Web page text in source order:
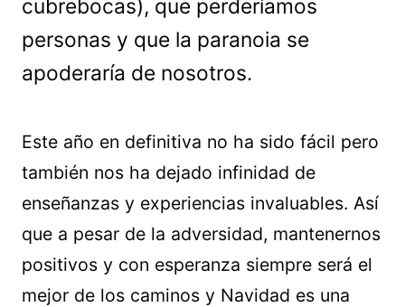
cubrebocas), que perderíamos
personas y que la paranoia se
apoderaría de nosotros.
Este año en definitiva no ha sido fácil pero
también nos ha dejado infinidad de
enseñanzas y experiencias invaluables. Así
que a pesar de la adversidad, mantenernos
positivos y con esperanza siempre será el
mejor de los caminos y Navidad es una